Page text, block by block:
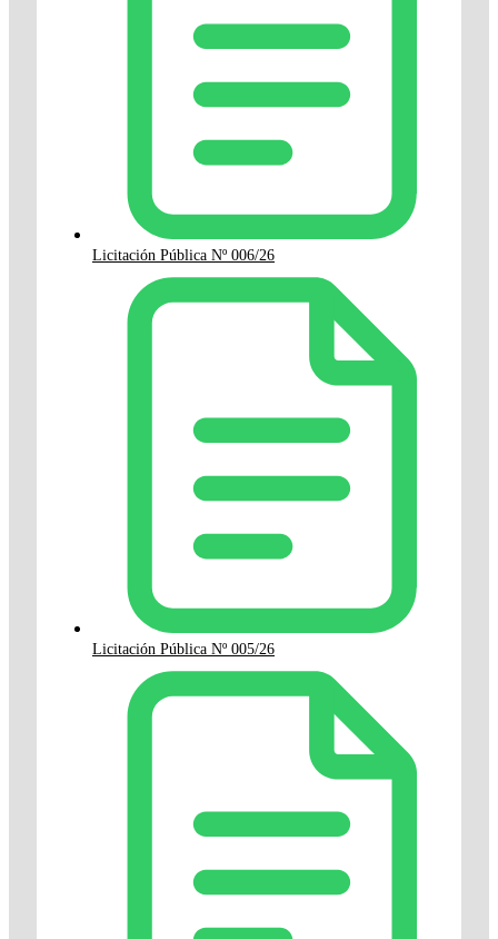
Licitación Pública Nº 006/26
Licitación Pública Nº 005/26